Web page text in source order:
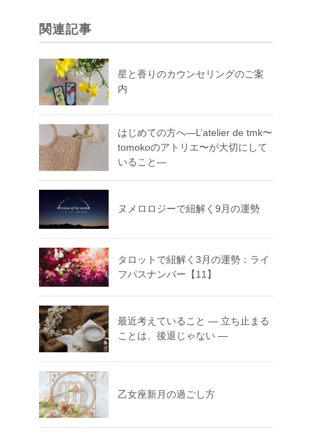
関連記事
星と香りのカウンセリングのご案
内
はじめての方へ―L’atelier de tmk〜
tomokoのアトリエ〜が大切にして
いること―
ヌメロロジーで紐解く9月の運勢
タロットで紐解く3月の運勢：ライ
フパスナンバー【11】
最近考えていること ― 立ち止まる
ことは、後退じゃない ―
乙女座新月の過ごし方